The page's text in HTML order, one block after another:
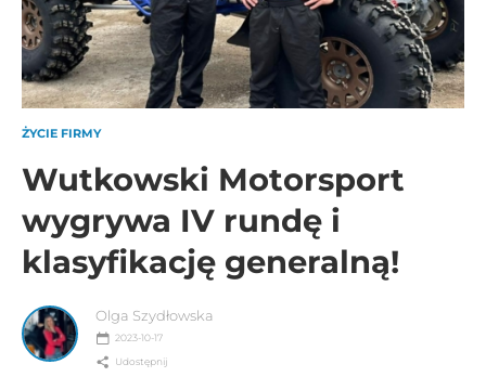
ŻYCIE FIRMY
Wutkowski Motorsport
wygrywa IV rundę i
klasyfikację generalną!
Olga Szydłowska
2023-10-17
Udostępnij